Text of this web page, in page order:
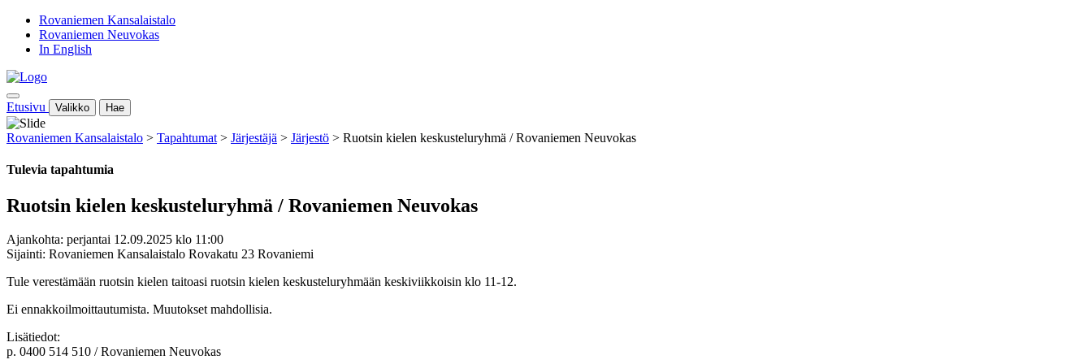
Rovaniemen Kansalaistalo
Rovaniemen Neuvokas
In English
Etusivu Valikko Hae
Rovaniemen Kansalaistalo > Tapahtumat > Järjestäjä > Järjestö > Ruotsin kielen keskusteluryhmä / Rovaniemen Neuvokas
Tulevia tapahtumia
Ruotsin kielen keskusteluryhmä / Rovaniemen Neuvokas
Ajankohta: perjantai 12.09.2025 klo 11:00
Sijainti: Rovaniemen Kansalaistalo Rovakatu 23 Rovaniemi
Tule verestämään ruotsin kielen taitoasi ruotsin kielen keskusteluryhmään keskiviikkoisin klo 11-12.
Ei ennakkoilmoittautumista. Muutokset mahdollisia.
Lisätiedot:
p. 0400 514 510 / Rovaniemen Neuvokas